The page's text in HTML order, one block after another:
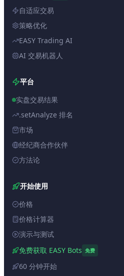
自适应交易
策略优化
EASY Trading AI
AI 交易机器人
平台
实盘交易结果
.setAnalyze 排名
市场
经纪商合作伙伴
方法论
开始使用
价格
价格计算器
演示与测试
免费获取 EASY Bots 免费
60 分钟开始